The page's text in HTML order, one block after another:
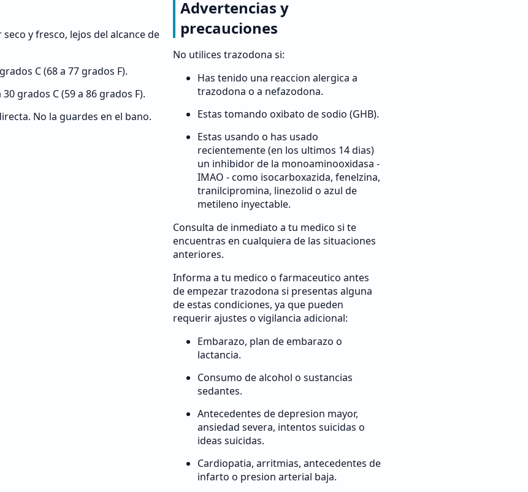
y fresco, lejos del alcance de
C (68 a 77 grados F).
grados C (59 a 86 grados F).
No la guardes en el bano.
Advertencias y
precauciones
No utilices trazodona si:
Has tenido una reaccion alergica a
trazodona o a nefazodona.
Estas tomando oxibato de sodio (GHB).
Estas usando o has usado
recientemente (en los ultimos 14 dias)
un inhibidor de la monoaminooxidasa -
IMAO - como isocarboxazida, fenelzina,
tranilcipromina, linezolid o azul de
metileno inyectable.
Consulta de inmediato a tu medico si te
encuentras en cualquiera de las situaciones
anteriores.
Informa a tu medico o farmaceutico antes
de empezar trazodona si presentas alguna
de estas condiciones, ya que pueden
requerir ajustes o vigilancia adicional:
Embarazo, plan de embarazo o
lactancia.
Consumo de alcohol o sustancias
sedantes.
Antecedentes de depresion mayor,
ansiedad severa, intentos suicidas o
ideas suicidas.
Cardiopatia, arritmias, antecedentes de
infarto o presion arterial baja.